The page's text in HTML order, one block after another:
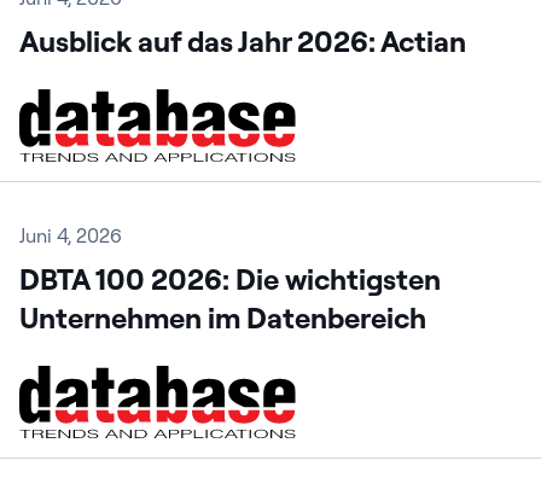
Ausblick auf das Jahr 2026: Actian
Juni 4, 2026
DBTA 100 2026: Die wichtigsten
Unternehmen im Datenbereich